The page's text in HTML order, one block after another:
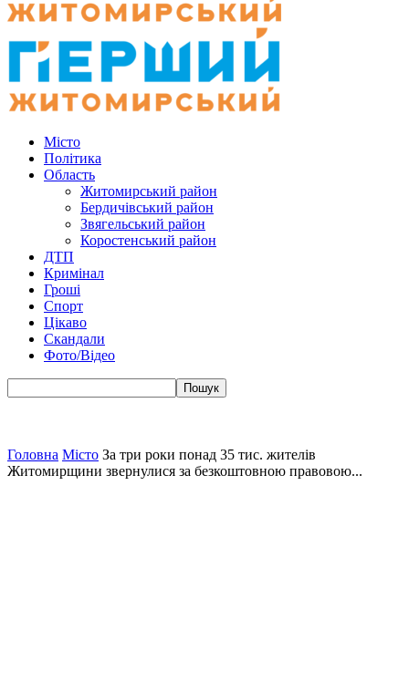
Місто
Політика
Область
Житомирський район
Бердичівський район
Звягельський район
Коростенський район
ДТП
Кримінал
Гроші
Спорт
Цікаво
Скандали
Фото/Відео
Головна Місто За три роки понад 35 тис. жителів
Житомирщини звернулися за безкоштовною правовою...